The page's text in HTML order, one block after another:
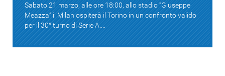
Sabato 21 marzo, alle ore 18:00, allo stadio “Giuseppe
Meazza” il Milan ospiterà il Torino in un confronto valido
per il 30° turno di Serie A....